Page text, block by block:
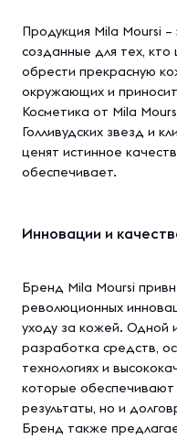
Продукция Mila Moursi
созданные для тех,
обрести прекрасную
окружающих и
Косметика от Mila
Голливудских звезд и
ценят истинное
обеспечивает.
Инновации и
Бренд Mila Moursi
революционных
уходу за кожей. Одной
разработка средств,
технологиях и
которые обеспечивают
результаты, но и
Бренд также